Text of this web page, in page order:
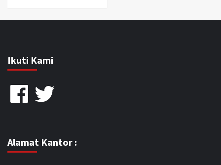
Ikuti Kami
FacebookTwitter
Alamat Kantor :